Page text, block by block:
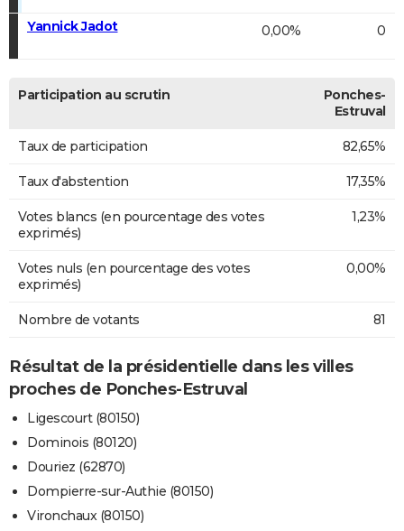
Yannick Jadot 0,00% 0
Participation au scrutin
Ponches-
Estruval
Taux de participation 82,65%
Taux d'abstention 17,35%
Votes blancs (en pourcentage des votes
exprimés)
1,23%
Votes nuls (en pourcentage des votes
exprimés)
0,00%
Nombre de votants 81
Résultat de la présidentielle dans les villes
proches de Ponches-Estruval
Ligescourt (80150)
Dominois (80120)
Douriez (62870)
Dompierre-sur-Authie (80150)
Vironchaux (80150)